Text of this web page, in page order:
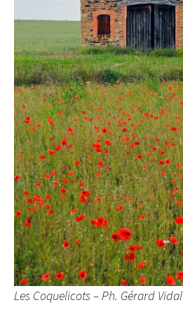
Les Coquelicots – Ph. Gérard Vidal